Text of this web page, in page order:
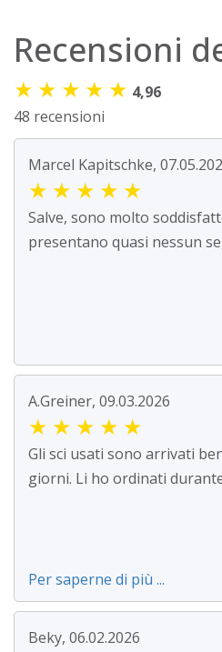
Recensioni
★ ★ ★ ★ ★ 4,96
48 recensioni
Marcel Kapitschke,
★ ★ ★ ★ ★
Salve, sono molto
presentano quasi nessun
A.Greiner, 09.03.2026
★ ★ ★ ★ ★
Gli sci usati sono arrivati
giorni. Li ho ordinati
Per saperne di più ...
Beky, 06.02.2026